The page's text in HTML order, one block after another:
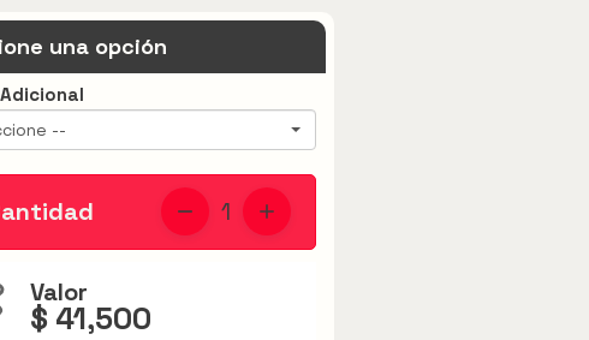
una opción
--
1
Valor
$ 41,500